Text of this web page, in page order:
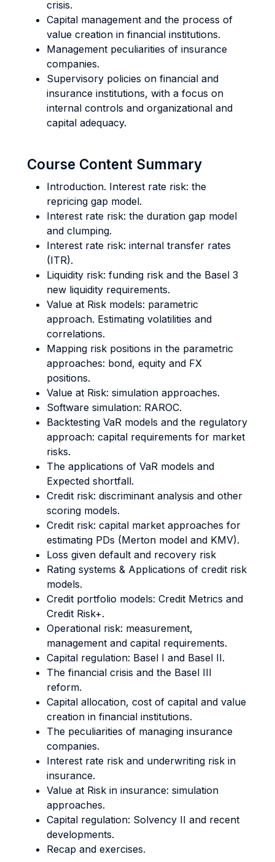
crisis.
Capital management and the process of
value creation in financial institutions.
Management peculiarities of insurance
companies.
Supervisory policies on financial and
insurance institutions, with a focus on
internal controls and organizational and
capital adequacy.
Course Content Summary
Introduction. Interest rate risk: the
repricing gap model.
Interest rate risk: the duration gap model
and clumping.
Interest rate risk: internal transfer rates
(ITR).
Liquidity risk: funding risk and the Basel 3
new liquidity requirements.
Value at Risk models: parametric
approach. Estimating volatilities and
correlations.
Mapping risk positions in the parametric
approaches: bond, equity and FX
positions.
Value at Risk: simulation approaches.
Software simulation: RAROC.
Backtesting VaR models and the regulatory
approach: capital requirements for market
risks.
The applications of VaR models and
Expected shortfall.
Credit risk: discriminant analysis and other
scoring models.
Credit risk: capital market approaches for
estimating PDs (Merton model and KMV).
Loss given default and recovery risk
Rating systems & Applications of credit risk
models.
Credit portfolio models: Credit Metrics and
Credit Risk+.
Operational risk: measurement,
management and capital requirements.
Capital regulation: Basel I and Basel II.
The financial crisis and the Basel III
reform.
Capital allocation, cost of capital and value
creation in financial institutions.
The peculiarities of managing insurance
companies.
Interest rate risk and underwriting risk in
insurance.
Value at Risk in insurance: simulation
approaches.
Capital regulation: Solvency II and recent
developments.
Recap and exercises.